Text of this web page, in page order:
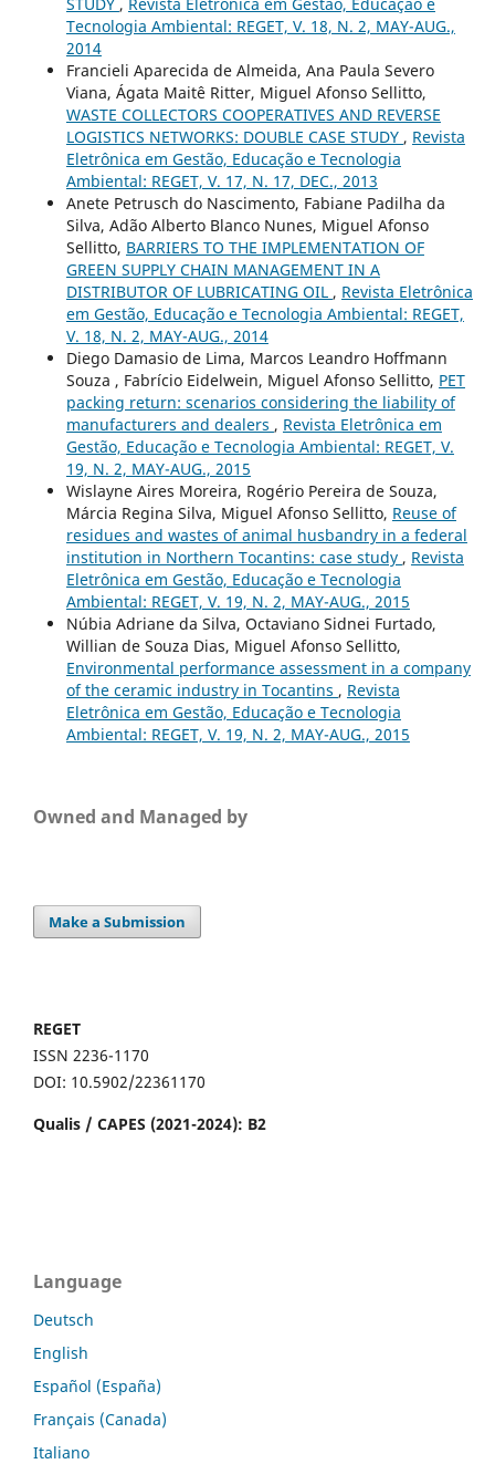
Tecnologia Ambiental: REGET, V. 18, N. 2, MAY-AUG.,
2014
Francieli Aparecida de Almeida, Ana Paula Severo
Viana, Ágata Maitê Ritter, Miguel Afonso Sellitto,
WASTE COLLECTORS COOPERATIVES AND REVERSE
LOGISTICS NETWORKS: DOUBLE CASE STUDY , Revista
Eletrônica em Gestão, Educação e Tecnologia
Ambiental: REGET, V. 17, N. 17, DEC., 2013
Anete Petrusch do Nascimento, Fabiane Padilha da
Silva, Adão Alberto Blanco Nunes, Miguel Afonso
Sellitto, BARRIERS TO THE IMPLEMENTATION OF
GREEN SUPPLY CHAIN MANAGEMENT IN A
DISTRIBUTOR OF LUBRICATING OIL , Revista Eletrônica
em Gestão, Educação e Tecnologia Ambiental: REGET,
V. 18, N. 2, MAY-AUG., 2014
Diego Damasio de Lima, Marcos Leandro Hoffmann
Souza , Fabrício Eidelwein, Miguel Afonso Sellitto, PET
packing return: scenarios considering the liability of
manufacturers and dealers , Revista Eletrônica em
Gestão, Educação e Tecnologia Ambiental: REGET, V.
19, N. 2, MAY-AUG., 2015
Wislayne Aires Moreira, Rogério Pereira de Souza,
Márcia Regina Silva, Miguel Afonso Sellitto, Reuse of
residues and wastes of animal husbandry in a federal
institution in Northern Tocantins: case study , Revista
Eletrônica em Gestão, Educação e Tecnologia
Ambiental: REGET, V. 19, N. 2, MAY-AUG., 2015
Núbia Adriane da Silva, Octaviano Sidnei Furtado,
Willian de Souza Dias, Miguel Afonso Sellitto,
Environmental performance assessment in a company
of the ceramic industry in Tocantins , Revista
Eletrônica em Gestão, Educação e Tecnologia
Ambiental: REGET, V. 19, N. 2, MAY-AUG., 2015
Owned and Managed by
Make a Submission
REGET
ISSN 2236-1170
DOI: 10.5902/22361170
Qualis / CAPES (2021-2024): B2
Language
Deutsch
English
Español (España)
Français (Canada)
Italiano